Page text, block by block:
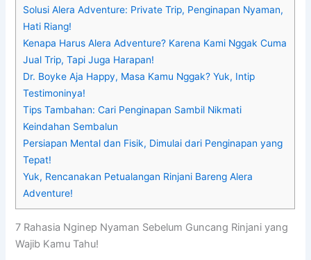
Solusi Alera Adventure: Private Trip, Penginapan Nyaman,
Hati Riang!
Kenapa Harus Alera Adventure? Karena Kami Nggak Cuma
Jual Trip, Tapi Juga Harapan!
Dr. Boyke Aja Happy, Masa Kamu Nggak? Yuk, Intip
Testimoninya!
Tips Tambahan: Cari Penginapan Sambil Nikmati
Keindahan Sembalun
Persiapan Mental dan Fisik, Dimulai dari Penginapan yang
Tepat!
Yuk, Rencanakan Petualangan Rinjani Bareng Alera
Adventure!
7 Rahasia Nginep Nyaman Sebelum Guncang Rinjani yang
Wajib Kamu Tahu!